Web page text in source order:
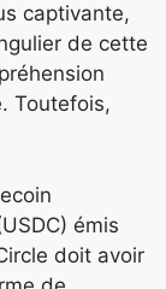
captivante,
de cette
Toutefois,
émis
doit avoir